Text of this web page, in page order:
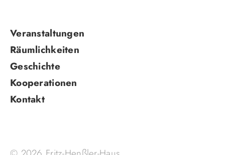
Navigation
überspringen
Veranstaltungen
Räumlichkeiten
Geschichte
Kooperationen
Kontakt